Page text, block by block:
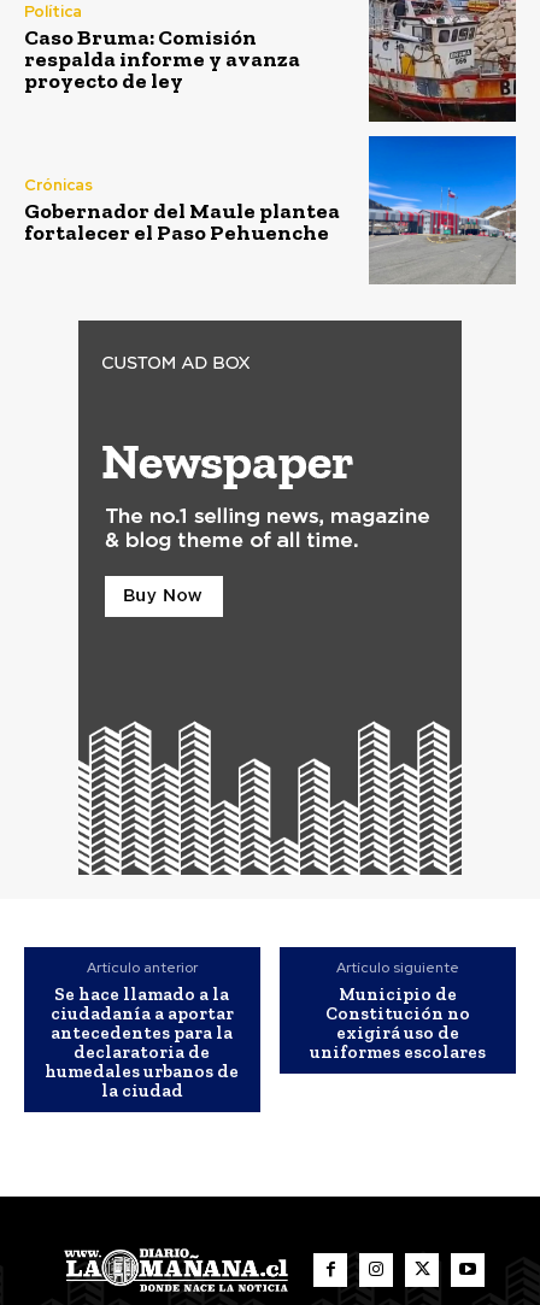
Política
Caso Bruma: Comisión
respalda informe y avanza
proyecto de ley
Crónicas
Gobernador del Maule plantea
fortalecer el Paso Pehuenche
Artículo anterior
Se hace llamado a la
ciudadanía a aportar
antecedentes para la
declaratoria de
humedales urbanos de
la ciudad
Artículo siguiente
Municipio de
Constitución no
exigirá uso de
uniformes escolares